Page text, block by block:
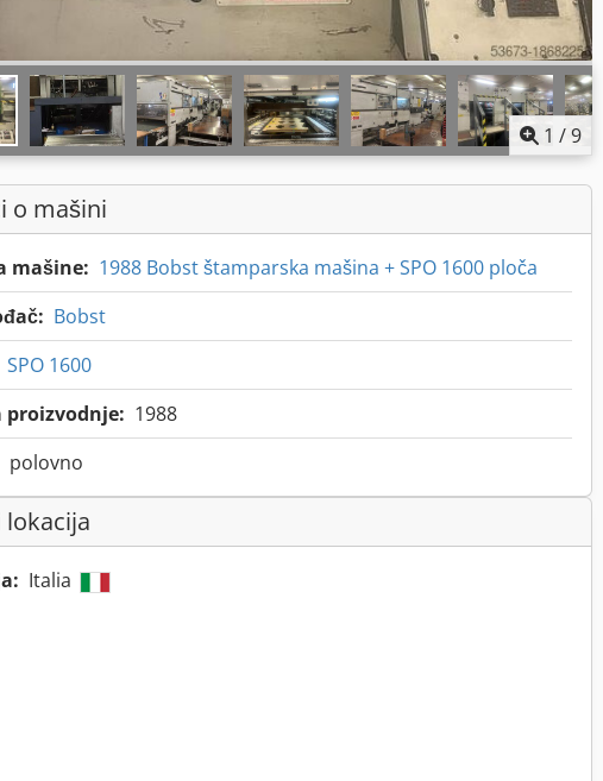
1 /9
o mašini
mašine: 1988 Bobst štamparska mašina + SPO 1600 ploča
Bobst
SPO 1600
proizvodnje: 1988
polovno
lokacija
Italia